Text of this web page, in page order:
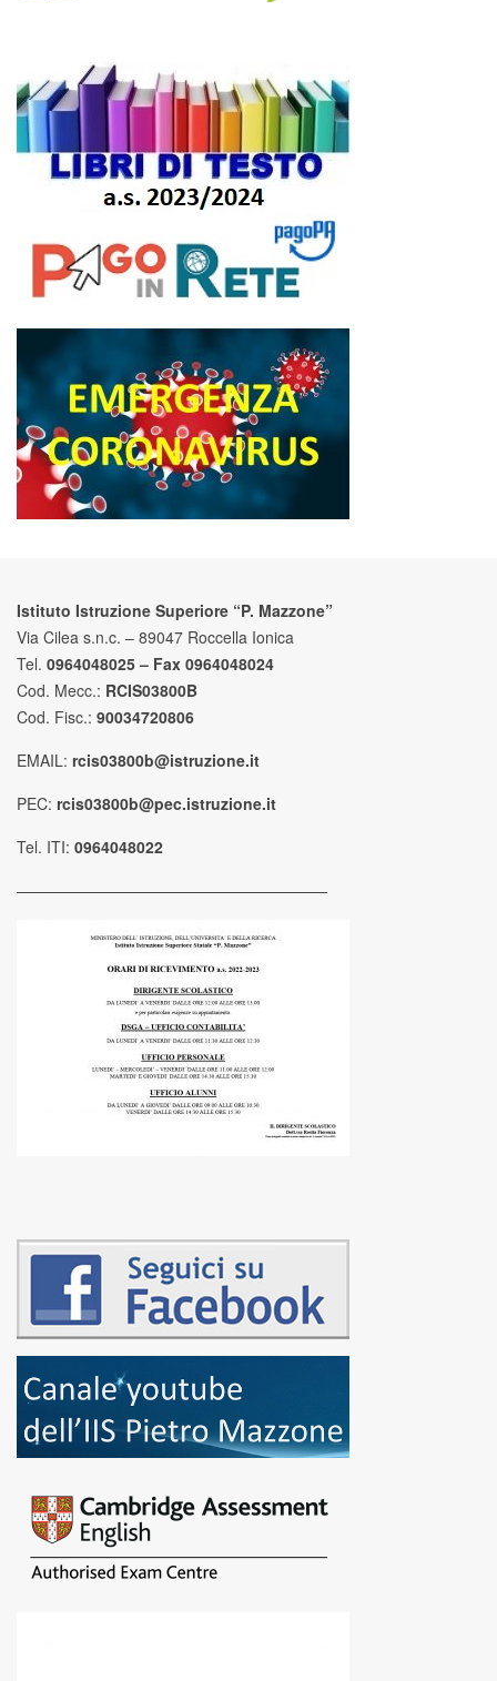
Istituto Istruzione Superiore “P. Mazzone”
Via Cilea s.n.c. – 89047 Roccella Ionica
Tel. 0964048025 – Fax 0964048024
Cod. Mecc.: RCIS03800B
Cod. Fisc.: 90034720806
EMAIL: rcis03800b@istruzione.it
PEC: rcis03800b@pec.istruzione.it
Tel. ITI: 0964048022
————————————————————